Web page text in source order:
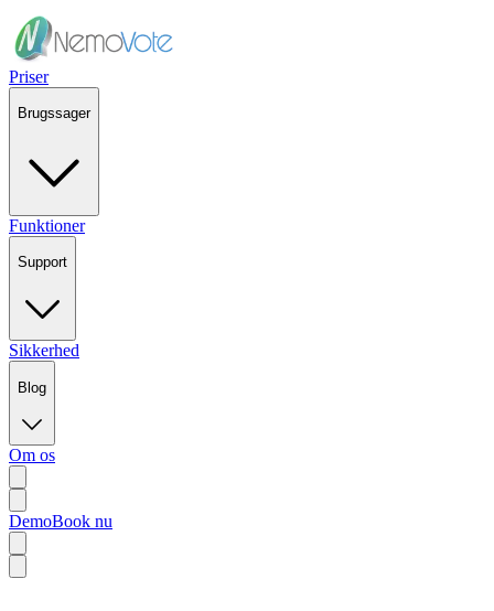
Priser
Brugssager
Funktioner
Support
Sikkerhed
Blog
Om os
DemoBook nu